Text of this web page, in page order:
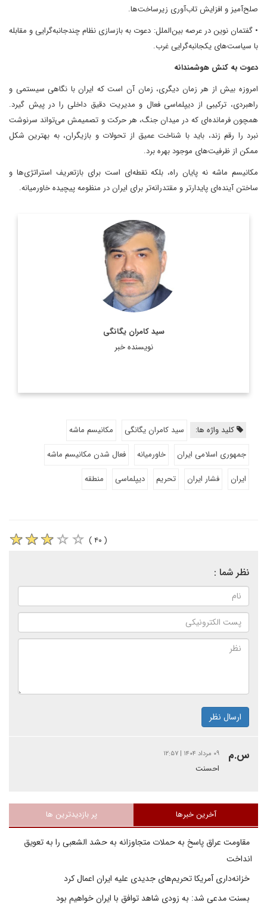
صلح‌آمیز و افزایش تاب‌آوری زیرساخت‌ها.
• گفتمان نوین در عرصه بین‌الملل: دعوت به بازسازی نظام چندجانبه‌گرایی و مقابله
با سیاست‌های یکجانبه‌گرایی غرب.
دعوت به کنش هوشمندانه
امروزه بیش از هر زمان دیگری، زمان آن است که ایران با نگاهی سیستمی و
راهبردی، ترکیبی از دیپلماسی فعال و مدیریت دقیق داخلی را در پیش گیرد.
همچون فرمانده‌ای که در میدان جنگ، هر حرکت و تصمیمش می‌تواند سرنوشت
نبرد را رقم زند، باید با شناخت عمیق از تحولات و بازیگران، به بهترین شکل
ممکن از ظرفیت‌های موجود بهره برد.
مکانیسم ماشه نه پایان راه، بلکه نقطه‌ای است برای بازتعریف استراتژی‌ها و
ساختن آینده‌ای پایدارتر و مقتدرانه‌تر برای ایران در منظومه پیچیده خاورمیانه.
سید کامران یگانگی
نویسنده خبر
پژوهشگر گروه علوم شناختی، فن آوری و حکمرانی
اطلاعات بیشتر
کلید واژه ها: سید کامران یگانگی
مکانیسم ماشه
جمهوری اسلامی ایران
خاورمیانه
فعال شدن مکانیسم ماشه
ایران
فشار ایران تحریم دیپلماسی منطقه
( ۴۰ )
نظر شما :
ارسال نظر
س.م ۰۹ مرداد ۱۴۰۴ | ۱۲:۵۷
احسنت
آخرین خبرها پر بازدیدترین ها
مقاومت عراق پاسخ به حملات متجاوزانه به حشد الشعبی را به تعویق
انداخت
خزانه‌داری آمریکا تحریم‌های جدیدی علیه ایران اعمال کرد
بسنت مدعی شد: به زودی شاهد توافق با ایران خواهیم بود